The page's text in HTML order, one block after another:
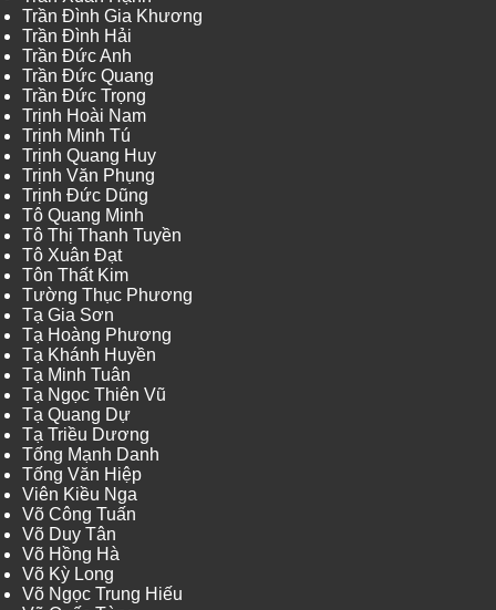
Trần Đình Gia Khương
Trần Đình Hải
Trần Đức Anh
Trần Đức Quang
Trần Đức Trọng
Trịnh Hoài Nam
Trịnh Minh Tú
Trịnh Quang Huy
Trịnh Văn Phụng
Trịnh Đức Dũng
Tô Quang Minh
Tô Thị Thanh Tuyền
Tô Xuân Đạt
Tôn Thất Kim
Tường Thục Phương
Tạ Gia Sơn
Tạ Hoàng Phương
Tạ Khánh Huyền
Tạ Minh Tuân
Tạ Ngọc Thiên Vũ
Tạ Quang Dự
Tạ Triều Dương
Tống Mạnh Danh
Tống Văn Hiệp
Viên Kiều Nga
Võ Công Tuấn
Võ Duy Tân
Võ Hồng Hà
Võ Kỳ Long
Võ Ngọc Trung Hiếu